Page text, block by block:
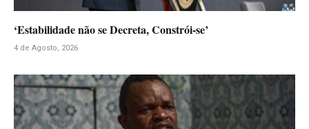
‘Estabilidade não se Decreta, Constrói-se’
4 de Agosto, 2026